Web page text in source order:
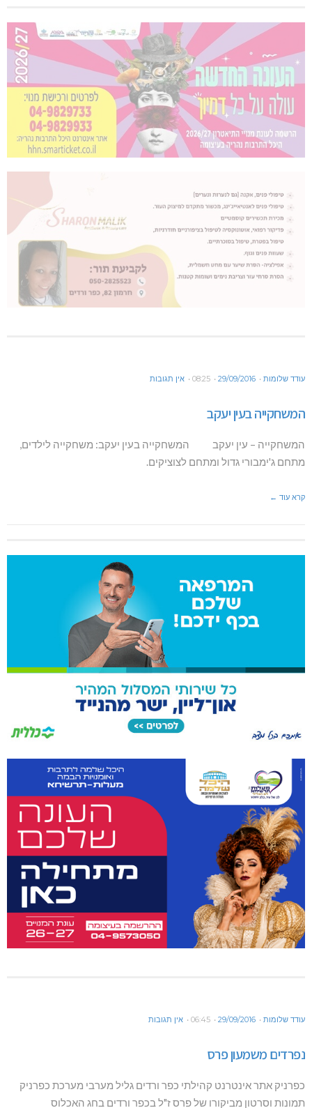
עודד שלומות 29/09/2016
08:25 אין תגובות
המשחקייה בעין יעקב
המשחקייה – עין יעקב המשחקייה בעין יעקב: משחקייה לילדים,
מתחם ג'ימבורי גדול ומתחם לצוציקים.
קרא עוד ←
עודד שלומות 29/09/2016
06:45 אין תגובות
נפרדים משמעון פרס
כפרניק אתר אינטרנט קהילתי כפר ורדים גליל מערבי מערכת כפרניק
תמונות וסרטון מביקורו של פרס ז"ל בכפר ורדים בחג האכלוס